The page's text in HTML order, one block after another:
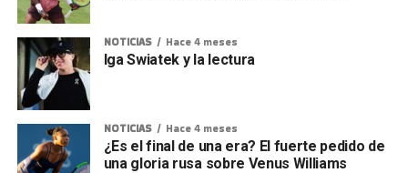
NOTICIAS Hace 4 meses
Iga Swiatek y la lectura
NOTICIAS Hace 4 meses
¿Es el final de una era? El fuerte pedido de
una gloria rusa sobre Venus Williams